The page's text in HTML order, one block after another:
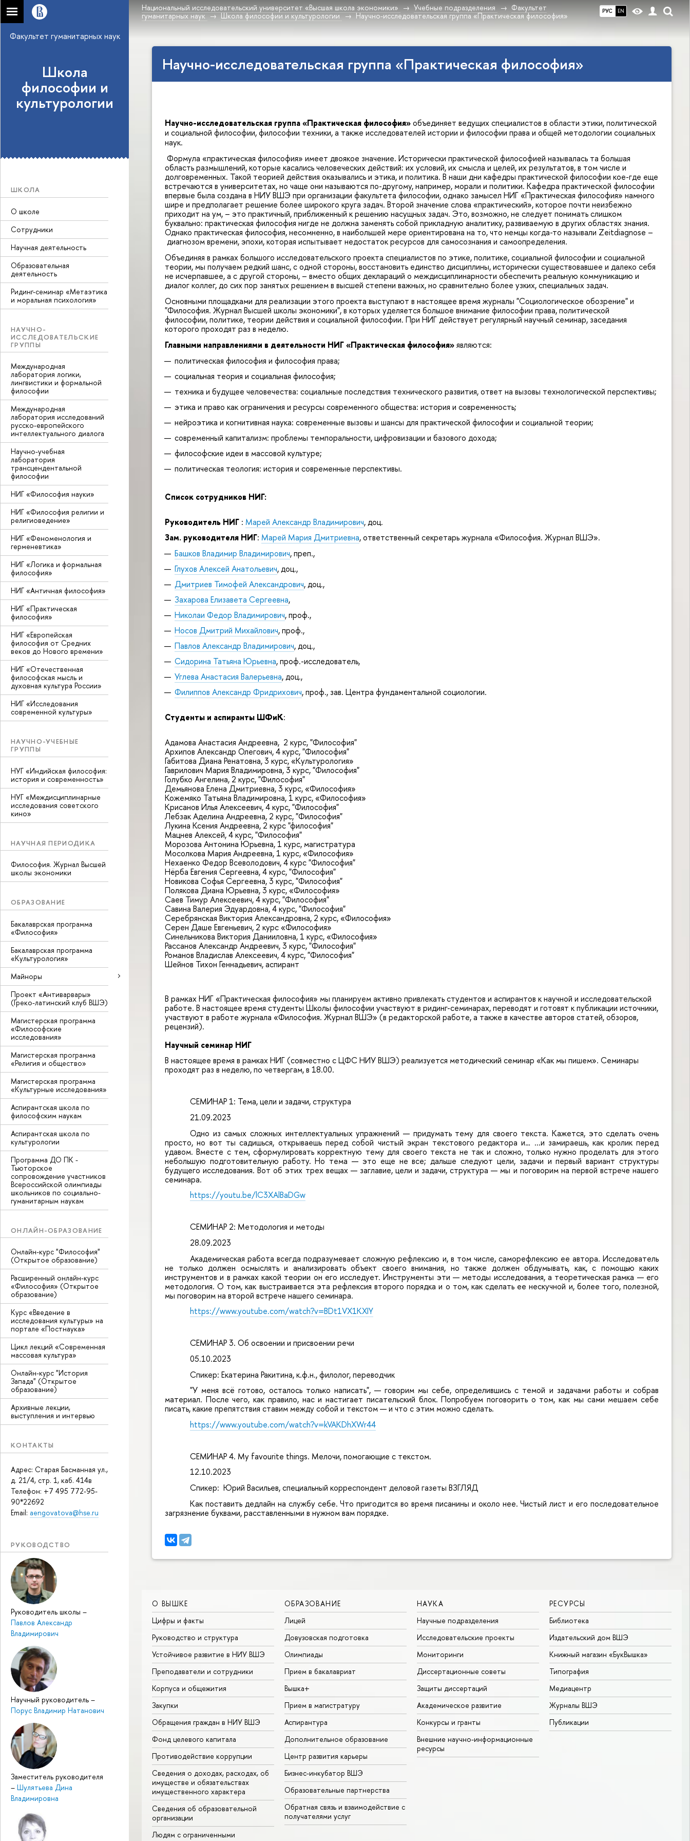
РУС EN
Национальный исследовательский университет «Высшая школа экономики» Учебные подразделения
Факультет
гуманитарных наук
Школа философии и культурологии Научно-исследовательская группа «Практическая философия»
Факультет гуманитарных наук
Школа
философии и
культурологии
ШКОЛА
О школе
Сотрудники
Научная деятельность
Образовательная
деятельность
Ридинг-семинар «Метаэтика
и моральная психология»
НАУЧНО-
ИССЛЕДОВАТЕЛЬСКИЕ
ГРУППЫ
Международная
лаборатория логики,
лингвистики и формальной
философии
Международная
лаборатория исследований
русско-европейского
интеллектуального диалога
Научно-учебная
лаборатория
трансцендентальной
философии
НИГ «Философия науки»
НИГ «Философия религии и
религиоведение»
НИГ «Феноменология и
герменевтика»
НИГ «Логика и формальная
философия»
НИГ «Античная философия»
НИГ «Практическая
философия»
НИГ «Европейская
философия от Средних
веков до Нового времени»
НИГ «Отечественная
философская мысль и
духовная культура России»
НИГ «Исследования
современной культуры»
НАУЧНО-УЧЕБНЫЕ
ГРУППЫ
НУГ «Индийская философия:
история и современность»
НУГ «Междисциплинарные
исследования советского
кино»
НАУЧНАЯ ПЕРИОДИКА
Философия. Журнал Высшей
школы экономики
ОБРАЗОВАНИЕ
Бакалаврская программа
«Философия»
Бакалаврская программа
«Культурология»
Майноры
Проект «Антиварвары»
(Греко-латинский клуб ВШЭ)
Магистерская программа
«Философские
исследования»
Магистерская программа
«Религия и общество»
Магистерская программа
«Культурные исследования»
Аспирантская школа по
философским наукам
Аспирантская школа по
культурологии
Программа ДО ПК -
Тьюторское
сопровождение участников
Всероссийской олимпиады
школьников по социально-
гуманитарным наукам
ОНЛАЙН-ОБРАЗОВАНИЕ
Онлайн-курс "Философия"
(Открытое образование)
Расширенный онлайн-курс
«Философия» (Открытое
образование)
Курс «Введение в
исследования культуры» на
портале «Постнаука»
Цикл лекций «Современная
массовая культура»
Онлайн-курс "История
Запада" (Открытое
образование)
Архивные лекции,
выступления и интервью
КОНТАКТЫ
Адрес: Старая Басманная ул.,
д. 21/4, стр. 1, каб. 414в
Телефон: +7 495 772-95-
90*22692
Email: aengovatova@hse.ru
РУКОВОДСТВО
Руководитель школы –
Павлов Александр
Владимирович
Научный руководитель –
Порус Владимир Натанович
Заместитель руководителя
– Шулятьева Дина
Владимировна
Научно-исследовательская группа «Практическая философия»
Научно-исследовательская группа «Практическая философия»объединяет ведущих специалистов в области этики, политической
и социальной философии, философии техники, а также исследователей истории и философии права и общей методологии социальных
наук.
Формула «практическая философия» имеет двоякое значение. Исторически практической философией называлась та большая
область размышлений, которые касались человеческих действий: их условий, их смысла и целей, их результатов, в том числе и
долговременных. Такой теорией действия оказывались и этика, и политика. В наши дни кафедры практической философии кое-где еще
встречаются в университетах, но чаще они называются по-другому, например, морали и политики. Кафедра практической философии
впервые была создана в НИУ ВШЭ при организации факультета философии, однако замысел НИГ «Практическая философия» намного
шире и предполагает решение более широкого круга задач. Второй значение слова «практический», которое почти неизбежно
приходит на ум, – это практичный, приближенный к решению насущных задач. Это, возможно, не следует понимать слишком
буквально: практическая философия нигде не должна заменять собой прикладную аналитику, развиваемую в других областях знания.
Однако практическая философия, несомненно, в наибольшей мере ориентирована на то, что немцы когда-то называли Zeitdiagnose –
диагнозом времени, эпохи, которая испытывает недостаток ресурсов для самосознания и самоопределения.
Объединяя в рамках большого исследовательского проекта специалистов по этике, политике, социальной философии и социальной
теории, мы получаем редкий шанс, с одной стороны, восстановить единство дисциплины, исторически существовавшее и далеко себя
не исчерпавшее, а с другой стороны, – вместо общих деклараций о междисциплинарности обеспечить реальную коммуникацию и
диалог коллег, до сих пор занятых решением в высшей степени важных, но сравнительно более узких, специальных задач.
Основными площадками для реализации этого проекта выступают в настоящее время журналы "Социологическое обозрение" и
"Философия. Журнал Высшей школы экономики", в которых уделяется большое внимание философии права, политической
философии, политике, теории действия и социальной философии. При НИГ действует регулярный научный семинар, заседания
которого проходят раз в неделю.
Главными направлениями в деятельности НИГ «Практическая философия»являются:
политическая философия и философия права;
социальная теория и социальная философия;
техника и будущее человечества: социальные последствия технического развития, ответ на вызовы технологической перспективы;
этика и право как ограничения и ресурсы современного общества: история и современность;
нейроэтика и когнитивная наука: современные вызовы и шансы для практической философии и социальной теории;
современный капитализм: проблемы темпоральности, цифровизации и базового дохода;
философские идеи в массовой культуре;
политическая теология: история и современные перспективы.
Список сотрудников НИГ:
Руководитель НИГ : Марей Александр Владимирович, доц.
Зам. руководителя НИГ: Марей Мария Дмитриевна, ответственный секретарь журнала «Философия. Журнал ВШЭ».
Башков Владимир Владимирович, преп.,
Глухов Алексей Анатольевич, доц.,
Дмитриев Тимофей Александрович, доц.,
Захарова Елизавета Сергеевна,
Николаи Федор Владимирович, проф.,
Носов Дмитрий Михайлович, проф.,
Павлов Александр Владимирович, доц.,
Сидорина Татьяна Юрьевна, проф.-исследователь,
Углева Анастасия Валерьевна, доц.,
Филиппов Александр Фридрихович, проф., зав. Центра фундаментальной социологии.
Студенты и аспиранты ШФиК:
Адамова Анастасия Андреевна, 2 курс, "Философия"
Архипов Александр Олегович, 4 курс, "Философия"
Габитова Диана Ренатовна, 3 курс, «Культурология»
Гаврилович Мария Владимировна, 3 курс, "Философия"
Голубко Ангелина, 2 курс, "Философия"
Демьянова Елена Дмитриевна, 3 курс, «Философия»
Кожемяко Татьяна Владимировна, 1 курс, «Философия»
Крисанов Илья Алексеевич, 4 курс, "Философия"
Лебзак Аделина Андреевна, 2 курс, "Философия"
Лукина Ксения Андреевна, 2 курс "философия"
Мацнев Алексей, 4 курс, "Философия"
Морозова Антонина Юрьевна, 1 курс, магистратура
Мосолкова Мария Андреевна, 1 курс, «Философия»
Нехаенко Федор Всеволодович, 4 курс "Философия"
Нёрба Евгения Сергеевна, 4 курс, "Философия"
Новикова Софья Сергеевна, 3 курс, "Философия"
Полякова Диана Юрьевна, 3 курс, «Философия»
Саев Тимур Алексеевич, 4 курс, "Философия"
Савина Валерия Эдуардовна, 4 курс, "Философия"
Серебрянская Виктория Александровна, 2 курс, «Философия»
Серен Даше Евгеньевич, 2 курс «Философия»
Синельникова Виктория Данииловна, 1 курс, «Философия»
Рассанов Александр Андреевич, 3 курс, "Философия"
Романов Владислав Алексеевич, 4 курс, "Философия"
Шейнов Тихон Геннадьевич, аспирант
В рамках НИГ «Практическая философия» мы планируем активно привлекать студентов и аспирантов к научной и исследовательской
работе. В настоящее время студенты Школы философии участвуют в ридинг-семинарах, переводят и готовят к публикации источники,
участвуют в работе журнала «Философия. Журнал ВШЭ» (в редакторской работе, а также в качестве авторов статей, обзоров,
рецензий).
Научный семинар НИГ
В настоящее время в рамках НИГ (совместно с ЦФС НИУ ВШЭ) реализуется методический семинар «Как мы пишем». Семинары
проходят раз в неделю, по четвергам, в 18.00.
СЕМИНАР 1: Тема, цели и задачи, структура
21.09.2023
Одно из самых сложных интеллектуальных упражнений — придумать тему для своего текста. Кажется, это сделать очень
просто, но вот ты садишься, открываешь перед собой чистый экран текстового редактора и… ...и замираешь, как кролик перед
удавом. Вместе с тем, сформулировать корректную тему для своего текста не так и сложно, только нужно проделать для этого
небольшую подготовительную работу. Но тема — это еще не все; дальше следуют цели, задачи и первый вариант структуры
будущего исследования. Вот об этих трех вещах — заглавие, цели и задачи, структура — мы и поговорим на первой встрече нашего
семинара.
https://youtu.be/lC3XAlBaDGw
СЕМИНАР 2: Методология и методы
28.09.2023
Академическая работа всегда подразумевает сложную рефлексию и, в том числе, саморефлексию ее автора. Исследователь
не только должен осмыслять и анализировать объект своего внимания, но также должен обдумывать, как, с помощью каких
инструментов и в рамках какой теории он его исследует. Инструменты эти — методы исследования, а теоретическая рамка — его
методология. О том, как выстраивается эта рефлексия второго порядка и о том, как сделать ее нескучной и, более того, полезной,
мы поговорим на второй встрече нашего семинара.
https://www.youtube.com/watch?v=BDt1VX1KXIY
СЕМИНАР 3. Об освоении и присвоении речи
05.10.2023
Спикер: Екатерина Ракитина, к.ф.н., филолог, переводчик
"У меня всё готово, осталось только написать", — говорим мы себе, определившись с темой и задачами работы и собрав
материал. После чего, как правило, нас и настигает писательский блок. Попробуем поговорить о том, как мы сами мешаем себе
писать, какие препятствия ставим между собой и текстом — и что с этим можно сделать.
https://www.youtube.com/watch?v=kVAKDhXWr44
СЕМИНАР 4. My favourite things. Мелочи, помогающие с текстом.
12.10.2023
Спикер: Юрий Васильев, специальный корреспондент деловой газеты ВЗГЛЯД
Как поставить дедлайн на службу себе. Что пригодится во время писанины и около нее. Чистый лист и его последовательное
загрязнение буквами, расставленными в нужном вам порядке.
О ВЫШКЕ
Цифры и факты
Руководство и структура
Устойчивое развитие в НИУ ВШЭ
Преподаватели и сотрудники
Корпуса и общежития
Закупки
Обращения граждан в НИУ ВШЭ
Фонд целевого капитала
Противодействие коррупции
Сведения о доходах, расходах, об
имуществе и обязательствах
имущественного характера
Сведения об образовательной
организации
Людям с ограниченными
ОБРАЗОВАНИЕ
Лицей
Довузовская подготовка
Олимпиады
Прием в бакалавриат
Вышка+
Прием в магистратуру
Аспирантура
Дополнительное образование
Центр развития карьеры
Бизнес-инкубатор ВШЭ
Образовательные партнерства
Обратная связь и взаимодействие с
получателями услуг
НАУКА
Научные подразделения
Исследовательские проекты
Мониторинги
Диссертационные советы
Защиты диссертаций
Академическое развитие
Конкурсы и гранты
Внешние научно-информационные
ресурсы
РЕСУРСЫ
Библиотека
Издательский дом ВШЭ
Книжный магазин «БукВышка»
Типография
Медиацентр
Журналы ВШЭ
Публикации